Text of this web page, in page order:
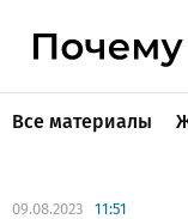
Все материалы
09.08.2023 11:51